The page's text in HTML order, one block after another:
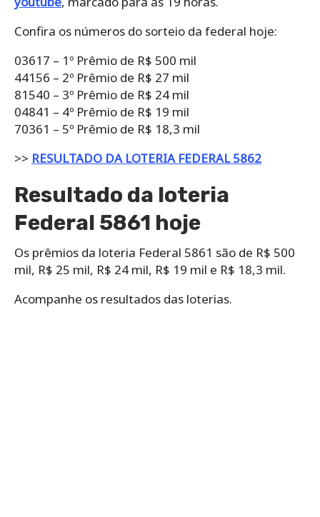
Confira os números do sorteio da federal hoje:
03617 – 1º Prêmio de R$ 500 mil
44156 – 2º Prêmio de R$ 27 mil
81540 – 3º Prêmio de R$ 24 mil
04841 – 4º Prêmio de R$ 19 mil
70361 – 5º Prêmio de R$ 18,3 mil
>> RESULTADO DA LOTERIA FEDERAL 5862
Resultado da loteria
Federal 5861 hoje
Os prêmios da loteria Federal 5861 são de R$ 500
mil, R$ 25 mil, R$ 24 mil, R$ 19 mil e R$ 18,3 mil.
Acompanhe os resultados das loterias.